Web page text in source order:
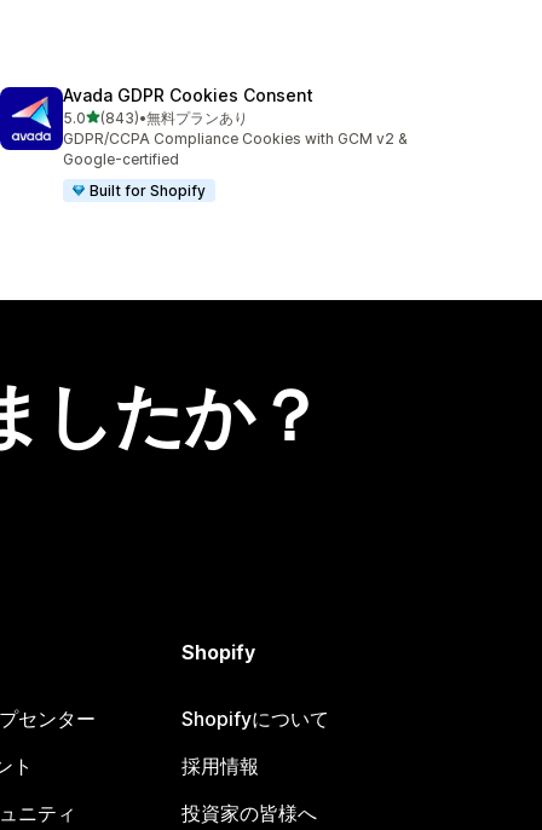
Avada GDPR Cookies Consent
5.05つ星中
(843)
合計レビュー数：843件
•無料プランあり
GDPR/CCPA Compliance Cookies with GCM v2 &
Google-certified
Built for Shopify
したか？
センター
ト
ニティ
Shopify
Shopifyについて
採用情報
投資家の皆様へ